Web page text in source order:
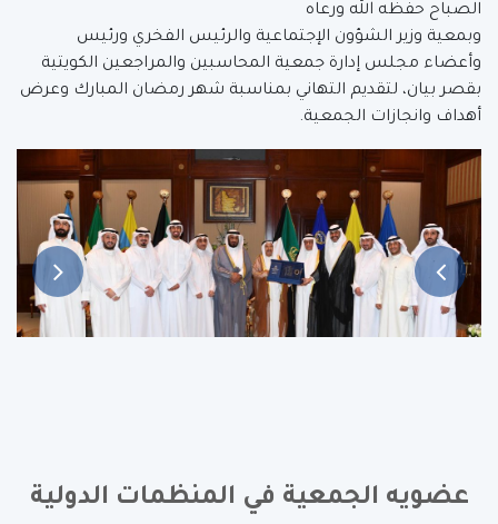
الصباح حفظه الله ورعاه
وبمعية وزير الشؤون الإجتماعية والرئيس الفخري ورئيس
وأعضاء مجلس إدارة جمعية المحاسبين والمراجعين الكويتية
بقصر بيان، لتقديم التهاني بمناسبة شهر رمضان المبارك وعرض
أهداف وانجازات الجمعية.
عضويه الجمعية في المنظمات الدولية